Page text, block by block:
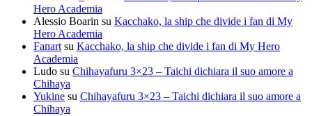
Hero Academia
Alessio Boarin su Kacchako, la ship che divide i fan di My
Hero Academia
Fanart su Kacchako, la ship che divide i fan di My Hero
Academia
Ludo su Chihayafuru 3×23 – Taichi dichiara il suo amore a
Chihaya
Yukine su Chihayafuru 3×23 – Taichi dichiara il suo amore a
Chihaya